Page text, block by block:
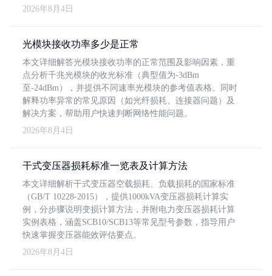
2026年8月4日
光模块接收功率多少是正常
本文详细解答光模块接收功率的正常范围及影响因素，重
点分析千兆光模块的收光标准（典型值为-3dBm
至-24dBm），并提供不同速率光模块的参考值表格。同时
解释功率异常的常见原因（如光纤损耗、连接器问题）及
解决方案，帮助用户快速判断网络性能问题。
2026年8月4日
干式变压器损耗标准一览表及计算方法
本文详细解析干式变压器空载损耗、负载损耗的国家标准
（GB/T 10228-2015），提供1000kVA变压器损耗计算实
例，分步骤说明变损计算方法，并附电力变压器损耗计算
实例表格，涵盖SCB10/SCB13等常见型号参数，指导用户
快速掌握变压器能效评估要点。
2026年8月4日